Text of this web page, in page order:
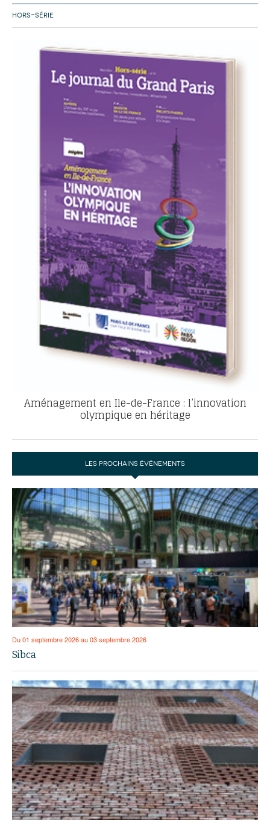
HORS-SÉRIE
Aménagement en Ile-de-France : l’innovation
olympique en héritage
LES PROCHAINS ÉVÉNEMENTS
Du 01 septembre 2026 au 03 septembre 2026
Sibca